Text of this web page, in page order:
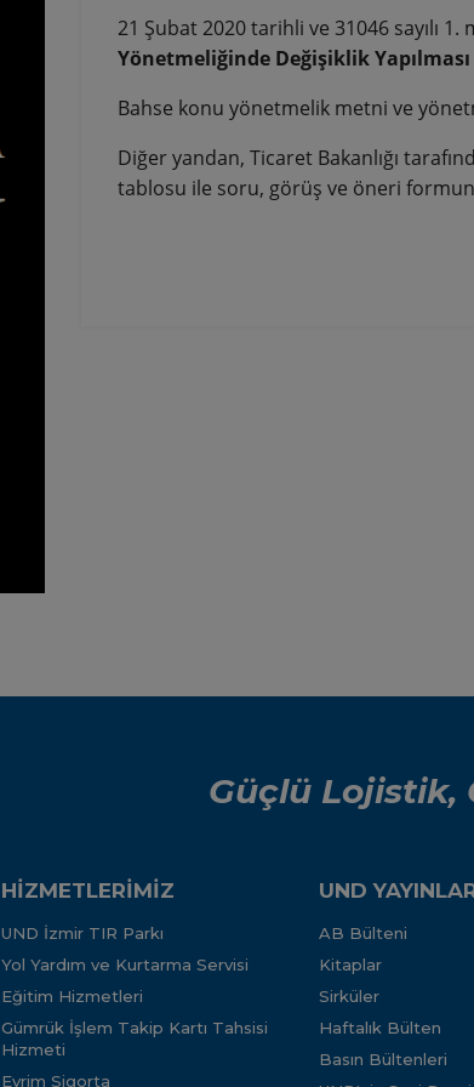
21 Şubat 2020 tarihli ve 31046 sayılı
Yönetmeliğinde Değişiklik
Bahse konu yönetmelik metni ve
Diğer yandan, Ticaret Bakanlığı
tablosu ile soru, görüş ve öneri
Güçlü Lojistik,
HİZMETLERİMİZ
UND İzmir TIR Parkı
Yol Yardım ve Kurtarma Servisi
Eğitim Hizmetleri
Gümrük İşlem Takip Kartı Tahsisi
Hizmeti
Evrim Sigorta
UND
AB Bülteni
Kitaplar
Sirküler
Haftalık Bülten
Basın Bültenleri